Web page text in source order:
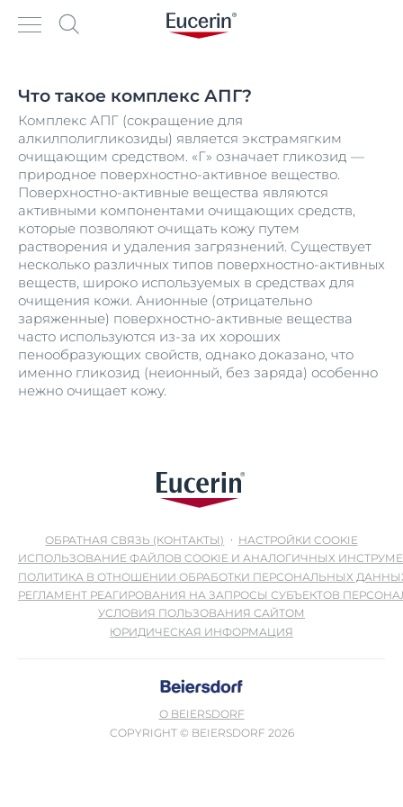
Что такое комплекс АПГ?
Комплекс АПГ (сокращение для
алкилполигликозиды) является экстрамягким
очищающим средством. «Г» означает гликозид —
природное поверхностно-активное вещество.
Поверхностно-активные вещества являются
активными компонентами очищающих средств,
которые позволяют очищать кожу путем
растворения и удаления загрязнений. Существует
несколько различных типов поверхностно-активных
веществ, широко используемых в средствах для
очищения кожи. Анионные (отрицательно
заряженные) поверхностно-активные вещества
часто используются из-за их хороших
пенообразующих свойств, однако доказано, что
именно гликозид (неионный, без заряда) особенно
нежно очищает кожу.
ОБРАТНАЯ СВЯЗЬ (КОНТАКТЫ)
НАСТРОЙКИ COOKIE
ИСПОЛЬЗОВАНИЕ ФАЙЛОВ COOKIE И АНАЛОГИЧНЫХ
ПОЛИТИКА В ОТНОШЕНИИ ОБРАБОТКИ ПЕРСОНАЛЬНЫХ
РЕГЛАМЕНТ РЕАГИРОВАНИЯ НА ЗАПРОСЫ СУБЪЕКТОВ
УСЛОВИЯ ПОЛЬЗОВАНИЯ САЙТОМ
ЮРИДИЧЕСКАЯ ИНФОРМАЦИЯ
О BEIERSDORF
COPYRIGHT © BEIERSDORF 2026